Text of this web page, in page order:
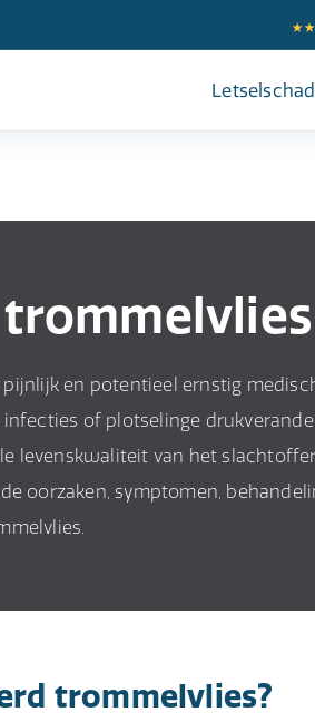
en potentieel ernstig
of plotselinge
levenskwaliteit van het
oorzaken, symptomen,
trommelvlies?